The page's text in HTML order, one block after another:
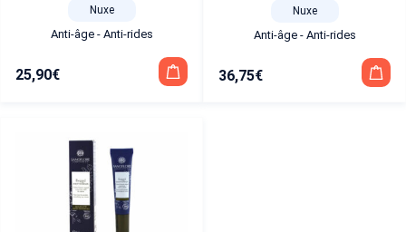
Nuxe
Anti-âge - Anti-rides
25,90€
Nuxe
Anti-âge - Anti-rides
36,75€